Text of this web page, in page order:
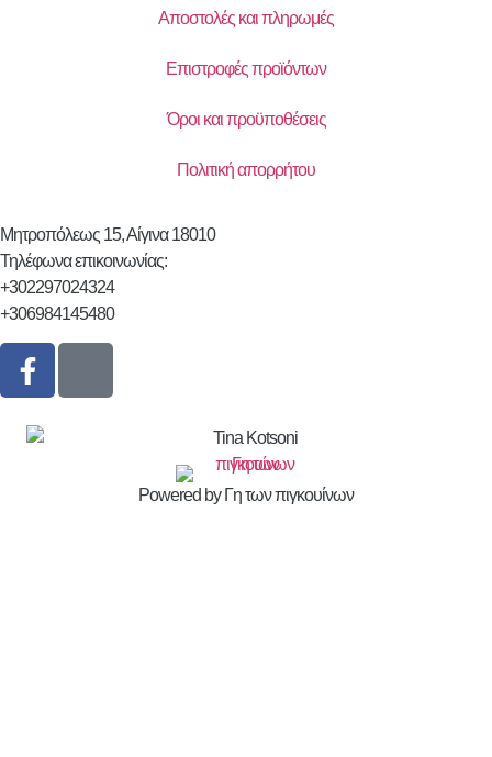
Αποστολές και πληρωμές
Επιστροφές προϊόντων
Όροι και προϋποθέσεις
Πολιτική απορρήτου
Μητροπόλεως 15, Αίγινα 18010
Τηλέφωνα επικοινωνίας:
+302297024324
+306984145480
Powered by Γη των πιγκουίνων